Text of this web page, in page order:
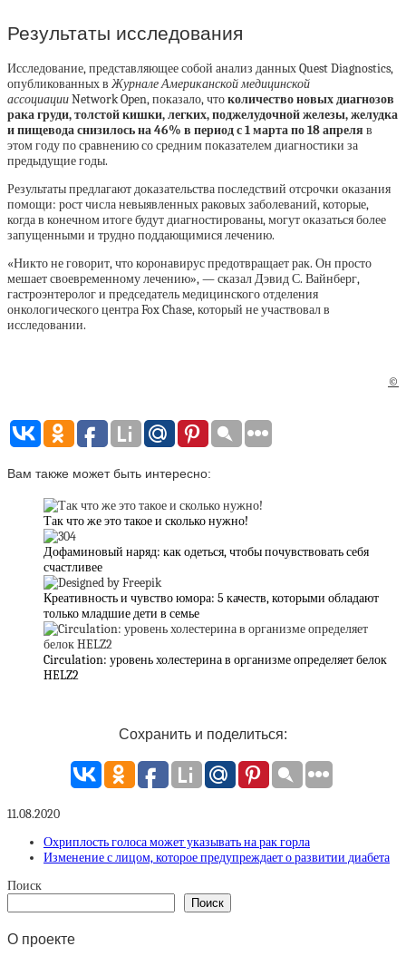
Результаты исследования
Исследование, представляющее собой анализ данных Quest Diagnostics,
опубликованных вЖурнале Американской медицинской
ассоциацииNetwork Open, показало, чтоколичество новых диагнозов
рака груди, толстой кишки, легких, поджелудочной железы, желудка
и пищевода снизилось на 46% в период с 1 марта по 18 апреля в
этом году по сравнению со средним показателем диагностики за
предыдущие годы.
Результаты предлагают доказательства последствий отсрочки оказания
помощи: рост числа невыявленных раковых заболеваний, которые,
когда в конечном итоге будут диагностированы, могут оказаться более
запущенными и трудно поддающимися лечению.
«Никто не говорит, что коронавирус предотвращает рак. Он просто
мешает своевременному лечению», — сказал Дэвид С. Вайнберг,
гастроэнтеролог и председатель медицинского отделения
онкологического центра Fox Chase, который не участвовал в
исследовании.
©
Вам также может быть интересно:
Так что же это такое и сколько нужно!
Дофаминовый наряд: как одеться, чтобы почувствовать себя
счастливее
Креативность и чувство юмора: 5 качеств, которыми обладают
только младшие дети в семье
Circulation: уровень холестерина в организме определяет белок
HELZ2
Сохранить и поделиться:
11.08.2020
Охриплость голоса может указывать на рак горла
Изменение с лицом, которое предупреждает о развитии диабета
Поиск
Поиск
О проекте